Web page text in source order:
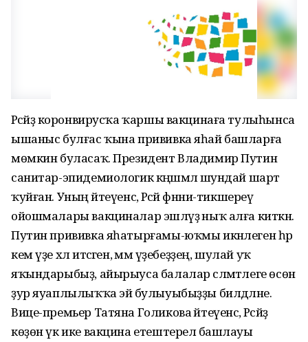
Рәсәйҙә коронвирусҡа ҡаршы вакцинаға тулыһынса
ышаныс булғас ҡына прививка яһай башларға
мөмкин буласаҡ. Президент Владимир Путин
санитар-эпидемиологик кәңәшмәлә шундай шарт
ҡуйған. Уның әйтеүенсә, Рәсәй фәнни-тикшереү
ойошмалары вакциналар эшләүҙә ныҡ алға киткән.
Путин прививка яһатырғамы-юҡмы икәнлеген һәр
кем үҙе хәл итәсәген, әммә үҙебеҙҙең, шулай уҡ
яҡындарыбыҙ, айырыуса балалар сәләмәтлеге өсөн
ҙур яуаплылыҡҡа эйә булыуыбыҙҙы билдәләне.
Вице-премьер Татяна Голикова әйтеүенсә, Рәсәйҙә
көҙөн үк ике вакцина етештерелә башлауы